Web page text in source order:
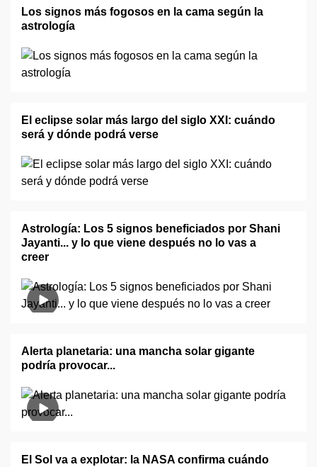
Los signos más fogosos en la cama según la
astrología
El eclipse solar más largo del siglo XXI: cuándo
será y dónde podrá verse
Astrología: Los 5 signos beneficiados por Shani
Jayanti... y lo que viene después no lo vas a
creer
Alerta planetaria: una mancha solar gigante
podría provocar...
El Sol va a explotar: la NASA confirma cuándo